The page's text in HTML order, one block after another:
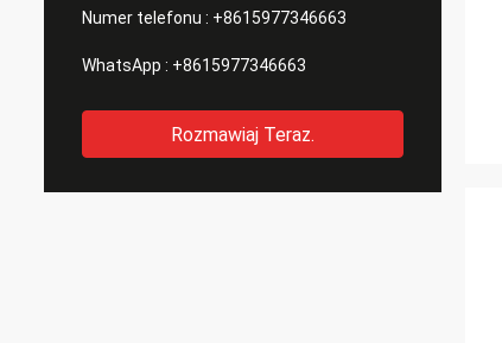
Numer telefonu : +8615977346663
WhatsApp : +8615977346663
Rozmawiaj Teraz.